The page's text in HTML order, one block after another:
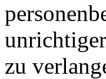
zu